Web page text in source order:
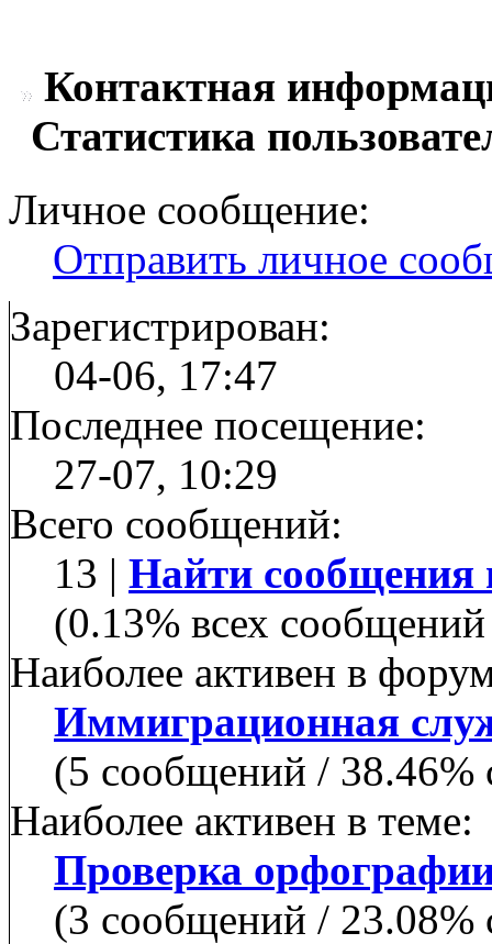
Контактная
Статистика
Личное сообщение:
Отправить личное
Зарегистрирован:
04-06, 17:47
Последнее посещение:
27-07, 10:29
Всего сообщений:
13 | Найти сообщения
(0.13% всех
Наиболее активен в
Иммиграционная
(5 сообщений / 38.46%
Наиболее активен в теме:
Проверка
(3 сообщений / 23.08%